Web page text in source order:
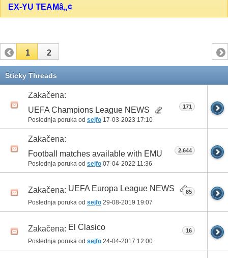
EX-YU TEAMâ„¢
1 2
Sticky Threads
Zakačena:
UEFA Champions League NEWS
Poslednja poruka od sejfo 17-03-2023 17:10
171
Zakačena:
Football matches available with EMU
Poslednja poruka od sejfo 07-04-2022 11:36
2.644
Zakačena: UEFA Europa League NEWS
Poslednja poruka od sejfo 29-08-2019 19:07
85
Zakačena: El Clasico
Poslednja poruka od sejfo 24-04-2017 12:00
16